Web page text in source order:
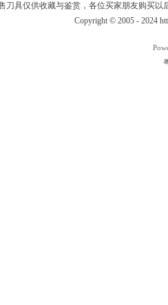
刀具仅供收藏与鉴赏，各位买家朋友购买
Copyright © 2005 - 2024